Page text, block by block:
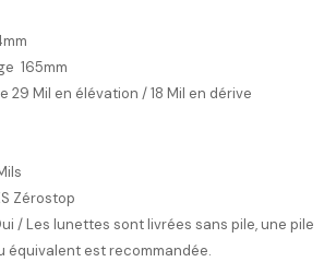
165mm
29 Mil en élévation / 18 Mil en dérive
Zérostop
/ Les lunettes sont livrées sans pile, une pile
équivalent est recommandée.